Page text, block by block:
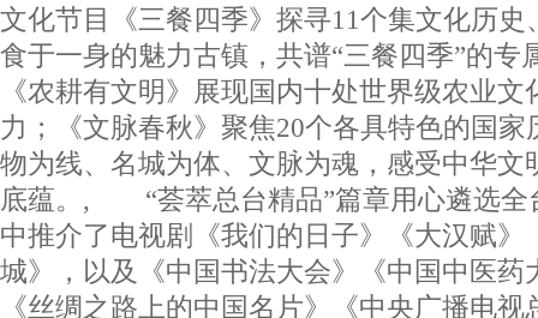
文化节目《三餐四季》探寻11个集文化历史
食于一身的魅力古镇，共谱“三餐四季”的专
《农耕有文明》展现国内十处世界级农业
力；《文脉春秋》聚焦20个各具特色的国
物为线、名城为体、文脉为魂，感受中华文
底蕴。, “荟萃总台精品”篇章用心遴选全
中推介了电视剧《我们的日子》《大汉赋》
城》，以及《中国书法大会》《中国中医药
《丝绸之路上的中国名片》《中央广播电视